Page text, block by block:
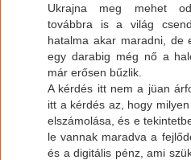
Ukrajna meg mehet
továbbra is a világ
hatalma akar maradni, de
egy darabig még nő a
már erősen bűzlik.
A kérdés itt nem a jüan
itt a kérdés az, hogy
elszámolása, és e
le vannak maradva a
és a digitális pénz, ami